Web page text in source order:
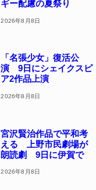
ギー配慮の夏祭り
2026年8月8日
「名張少女」復活公
演 9日にシェイクスピ
ア2作品上演
2026年8月8日
宮沢賢治作品で平和考
える 上野市民劇場が
朗読劇 9日に伊賀で
2026年8月8日